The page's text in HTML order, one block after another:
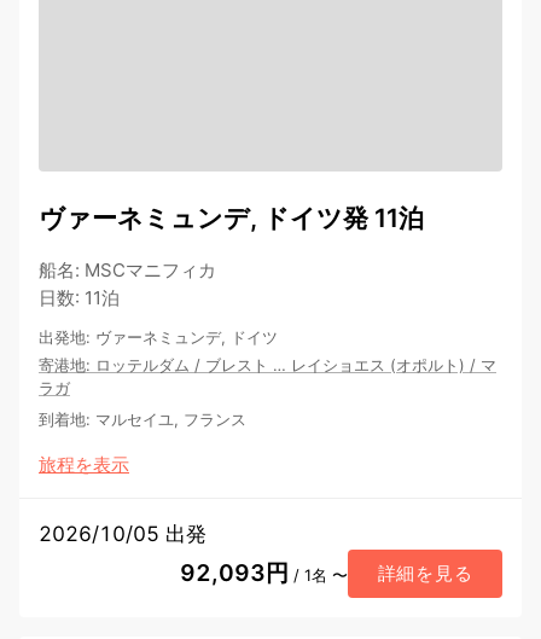
ヴァーネミュンデ, ドイツ発 11泊
船名: MSCマニフィカ
日数: 11泊
出発地: ヴァーネミュンデ, ドイツ
寄港地: ロッテルダム / ブレスト … レイショエス (オポルト) / マ
ラガ
到着地: マルセイユ, フランス
旅程を表示
2026/10/05 出発
92,093円 / 1名 〜 詳細を見る